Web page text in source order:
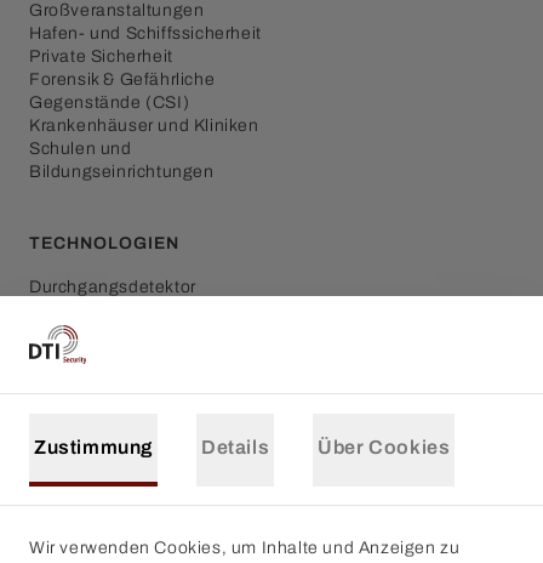
Großveranstaltungen
Hafen- und Schiffssicherheit
Private Sicherheit
Forensik & Gefährliche
Gegenstände (CSI)
Krankenhäuser und Kliniken
Schulen und
Bildungseinrichtungen
TECHNOLOGIEN
Durchgangsdetektor
Gepäckkontrolle
Hand-Metalldetektor
UNTERNEHMEN
Referenzen
Zustimmung Details Über Cookies
Wir verwenden Cookies, um Inhalte und Anzeigen zu